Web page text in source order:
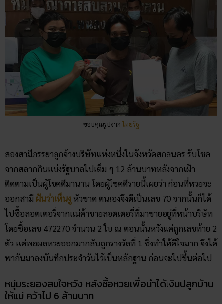
ขอบคุณรูปจาก ไทยรัฐ
สองสามีภรรยาลูกจ้างบริษัทแห่งหนึ่งในจังหวัดสกลนคร รับโชค
จากสลากกินแบ่งรัฐบาลไปเต็ม ๆ 12 ล้านบาทหลังจากเฝ้า
ติดตามเป็นผู้โชคดีมานาน โดยผู้โชคดีรายนี้เผยว่า ก่อนที่หวยจะ
ออกสามี ฝันว่าเห็นงู หัวขาด ตนเองจึงตีเป็นเลข 70 จากนั้นก็ได้
ไปซื้อลอตเตอรี่จากแม่ค้าขายลอตเตอรี่ที่มาขายอยู่ที่หน้าบริษัท
โดยซื้อเลข 472270 จำนวน 2 ใบ ณ ตอนนั้นหวังแค่ถูกเลขท้าย 2
ตัว แต่พอผลหวยออกมากลับถูกรางวัลที่ 1 ซึ่งทำให้ดีใจมาก จึงได้
พากันมาลงบันทึกประจำวันไว้เป็นหลักฐาน ก่อนจะไปขึ้นต่อไป
หนุ่มระยองสมใจหวัง หลังซื้อหวยเพื่อนำได้เงินปลูกบ้าน
ให้แม่ คว้าไป 6 ล้านบาท